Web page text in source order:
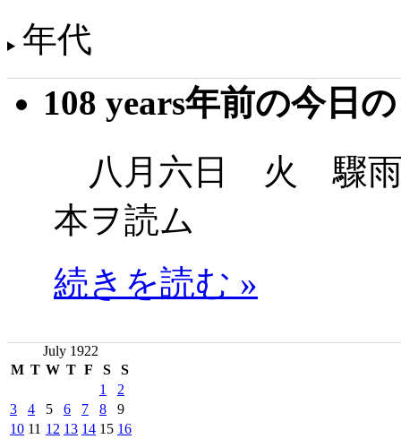
年代
108 years年前の今日
八月六日 火 驟雨
本ヲ読ム
続きを読む »
July 1922
M T W T F S S
1
2
3
4 5 6 7 8
9
10 11 12 13 14 15 16